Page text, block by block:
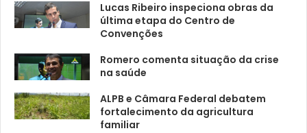
Lucas Ribeiro inspeciona obras da
última etapa do Centro de
Convenções
Romero comenta situação da crise
na saúde
ALPB e Câmara Federal debatem
fortalecimento da agricultura
familiar